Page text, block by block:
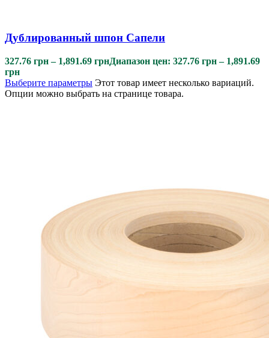
Дублированный шпон Сапели
327.76 грн – 1,891.69 грнДиапазон цен: 327.76 грн – 1,891.69
грн
Выберите параметры Этот товар имеет несколько вариаций.
Опции можно выбрать на странице товара.